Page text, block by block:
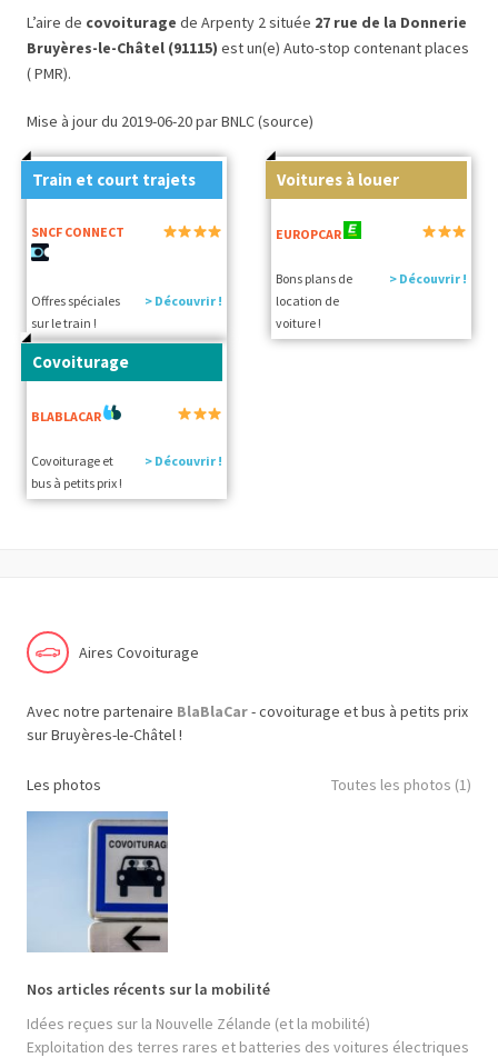
L’aire de covoiturage de Arpenty 2 située 27 rue de la Donnerie
Bruyères-le-Châtel (91115) est un(e) Auto-stop contenant places
( PMR).
Mise à jour du 2019-06-20 par BNLC (source)
Train et court trajets
SNCF CONNECT
Offres spéciales
sur le train !
> Découvrir !
Voitures à louer
EUROPCAR
Bons plans de
location de
voiture !
> Découvrir !
Covoiturage
BLABLACAR
Covoiturage et
bus à petits prix !
> Découvrir !
Aires Covoiturage
Avec notre partenaire BlaBlaCar- covoiturage et bus à petits prix
sur Bruyères-le-Châtel !
Les photos Toutes les photos (1)
Nos articles récents sur la mobilité
Idées reçues sur la Nouvelle Zélande (et la mobilité)
Exploitation des terres rares et batteries des voitures électriques